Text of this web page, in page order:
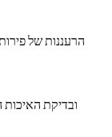
הרעננות של
ובדיקת